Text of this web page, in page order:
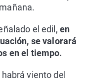
el edil, en
se valorará
en el tiempo.
viento del